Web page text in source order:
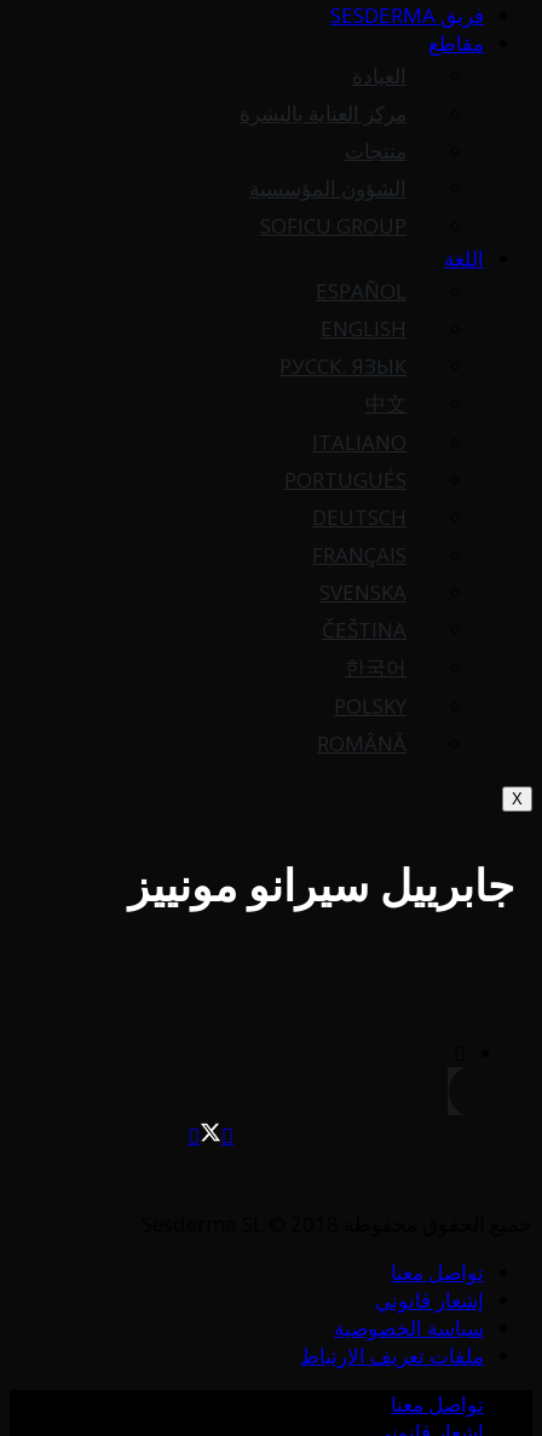
فريق SESDERMA
مقاطع
العيادة
مركز العناية بالبشرة
منتجات
الشؤون المؤسسية
SOFICU GROUP
اللغة
ESPAÑOL
ENGLISH
РУССК. ЯЗЫК
中文
ITALIANO
PORTUGUÉS
DEUTSCH
FRANÇAIS
SVENSKA
ČEŠTINA
한국어
POLSKY
ROMÂNĂ
X
جابرييل سيرانو مونييز
تواصل معنا
إشعار قانوني
سياسة الخصوصية
ملفات تعريف الارتباط
تواصل معنا